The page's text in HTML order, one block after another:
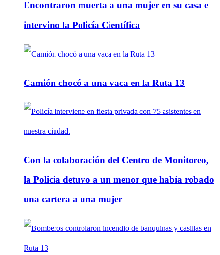
Encontraron muerta a una mujer en su casa e
intervino la Policía Científica
Camión chocó a una vaca en la Ruta 13
Con la colaboración del Centro de Monitoreo,
la Policía detuvo a un menor que había robado
una cartera a una mujer